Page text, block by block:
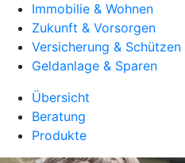
Immobilie & Wohnen
Zukunft & Vorsorgen
Versicherung & Schützen
Geldanlage & Sparen
Übersicht
Beratung
Produkte